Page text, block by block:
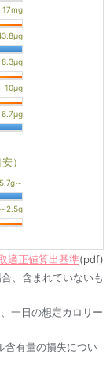
）
適正値算出基準(pdf)
、含まれていないも
一日の想定カロリー
含有量の損失につい